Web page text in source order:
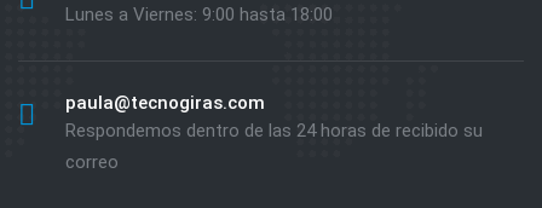
Lunes a Viernes: 9:00 hasta 18:00
paula@tecnogiras.com
Respondemos dentro de las 24 horas de recibido su
correo